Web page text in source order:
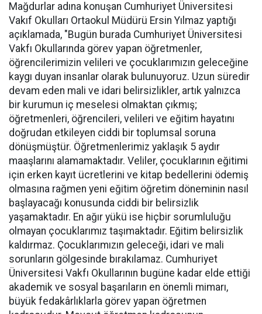
Mağdurlar adına konuşan Cumhuriyet Üniversitesi
Vakıf Okulları Ortaokul Müdürü Ersin Yılmaz yaptığı
açıklamada, "Bugün burada Cumhuriyet Üniversitesi
Vakfı Okullarında görev yapan öğretmenler,
öğrencilerimizin velileri ve çocuklarımızın geleceğine
kaygı duyan insanlar olarak bulunuyoruz. Uzun süredir
devam eden mali ve idari belirsizlikler, artık yalnızca
bir kurumun iç meselesi olmaktan çıkmış;
öğretmenleri, öğrencileri, velileri ve eğitim hayatını
doğrudan etkileyen ciddi bir toplumsal soruna
dönüşmüştür. Öğretmenlerimiz yaklaşık 5 aydır
maaşlarını alamamaktadır. Veliler, çocuklarının eğitimi
için erken kayıt ücretlerini ve kitap bedellerini ödemiş
olmasına rağmen yeni eğitim öğretim döneminin nasıl
başlayacağı konusunda ciddi bir belirsizlik
yaşamaktadır. En ağır yükü ise hiçbir sorumluluğu
olmayan çocuklarımız taşımaktadır. Eğitim belirsizlik
kaldırmaz. Çocuklarımızın geleceği, idari ve mali
sorunların gölgesinde bırakılamaz. Cumhuriyet
Üniversitesi Vakfı Okullarının bugüne kadar elde ettiği
akademik ve sosyal başarıların en önemli mimarı,
büyük fedakârlıklarla görev yapan öğretmen